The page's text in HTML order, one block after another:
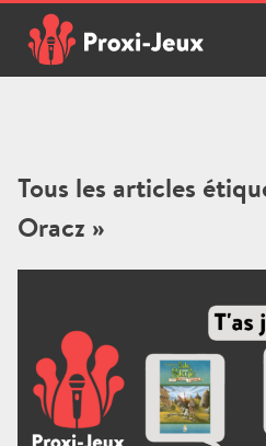
content
Tous les articles
Oracz »